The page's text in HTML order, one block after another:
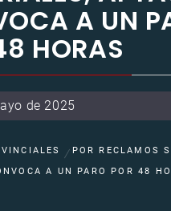
A UN
HORAS
de 2025
POR RECLAMOS
A UN PARO POR 48